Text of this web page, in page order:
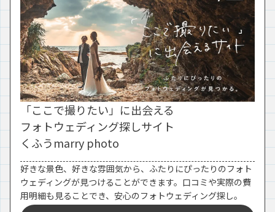
「ここで撮りたい」に出会える
フォトウェディング探しサイト
くふうmarry photo
好きな景色、好きな雰囲気から、ふたりにぴったりのフォト
ウェディングが見つけることができます。口コミや実際の費
用明細も見ることでき、安心のフォトウェディング探し。